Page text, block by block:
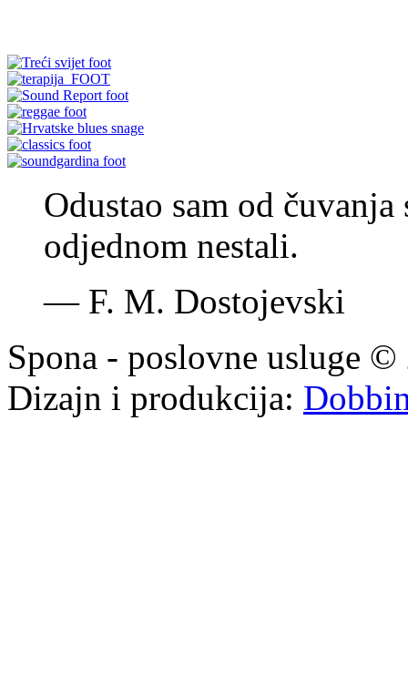
Odustao sam od
odjednom nestali.
—F. M. Dostojevski
Spona - poslovne usluge
Dizajn i produkcija: